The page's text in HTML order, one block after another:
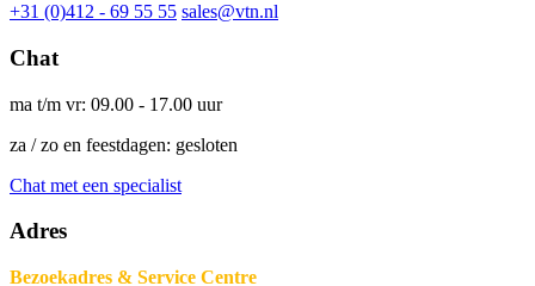
+31 (0)412 - 69 55 55 sales@vtn.nl
Chat
ma t/m vr: 09.00 - 17.00 uur
za / zo en feestdagen: gesloten
Chat met een specialist
Adres
Bezoekadres & Service Centre